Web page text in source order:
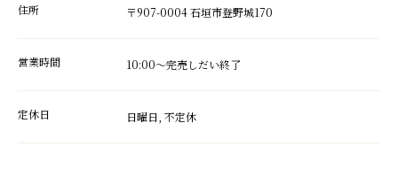
住所 〒907-0004 石垣市登野城170
営業時間 10:00～完売しだい終了
定休日 日曜日, 不定休